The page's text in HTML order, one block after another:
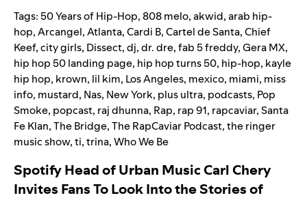
Tags: 50 Years of Hip-Hop, 808 melo,akwid,arab hip-
hop,Arcangel,Atlanta,Cardi B,Cartel de Santa,Chief
Keef,city girls, Dissect,dj,dr. dre,fab 5 freddy,Gera MX,
hip hop 50 landing page, hip hop turns 50, hip-hop, kayle
hip hop, krown, lil kim, Los Angeles, mexico, miami, miss
info, mustard, Nas, New York, plus ultra, podcasts, Pop
Smoke, popcast, raj dhunna, Rap, rap 91, rapcaviar,Santa
Fe Klan,The Bridge,The RapCaviar Podcast,the ringer
music show,ti,trina,Who We Be
Spotify Head of Urban Music Carl Chery
Invites Fans To Look Into the Stories of